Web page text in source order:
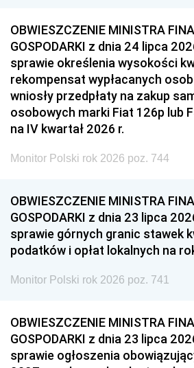
OBWIESZCZENIE MINISTRA
GOSPODARKI z dnia 24 lipca
sprawie określenia wysokości
rekompensat wypłacanych
wniosły przedpłaty na zakup
osobowych marki Fiat 126p lub
na IV kwartał 2026 r.
Monitor Polski rok 2026 poz. 744
OBWIESZCZENIE MINISTRA
GOSPODARKI z dnia 23 lipca
sprawie górnych granic stawek
podatków i opłat lokalnych na
Monitor Polski rok 2026 poz. 741
OBWIESZCZENIE MINISTRA
GOSPODARKI z dnia 23 lipca
sprawie ogłoszenia